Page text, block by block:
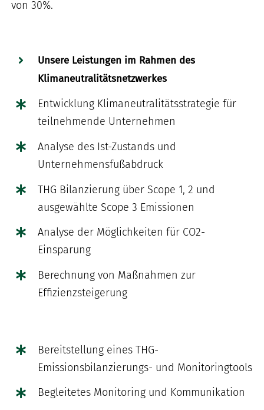
von 30%.
Unsere Leistungen im Rahmen des
Klimaneutralitätsnetzwerkes
Entwicklung Klimaneutralitätsstrategie für
teilnehmende Unternehmen
Analyse des Ist-Zustands und
Unternehmensfußabdruck
THG Bilanzierung über Scope 1, 2 und
ausgewählte Scope 3 Emissionen
Analyse der Möglichkeiten für CO2-
Einsparung
Berechnung von Maßnahmen zur
Effizienzsteigerung
Bereitstellung eines THG-
Emissionsbilanzierungs- und Monitoringtools
Begleitetes Monitoring und Kommunikation